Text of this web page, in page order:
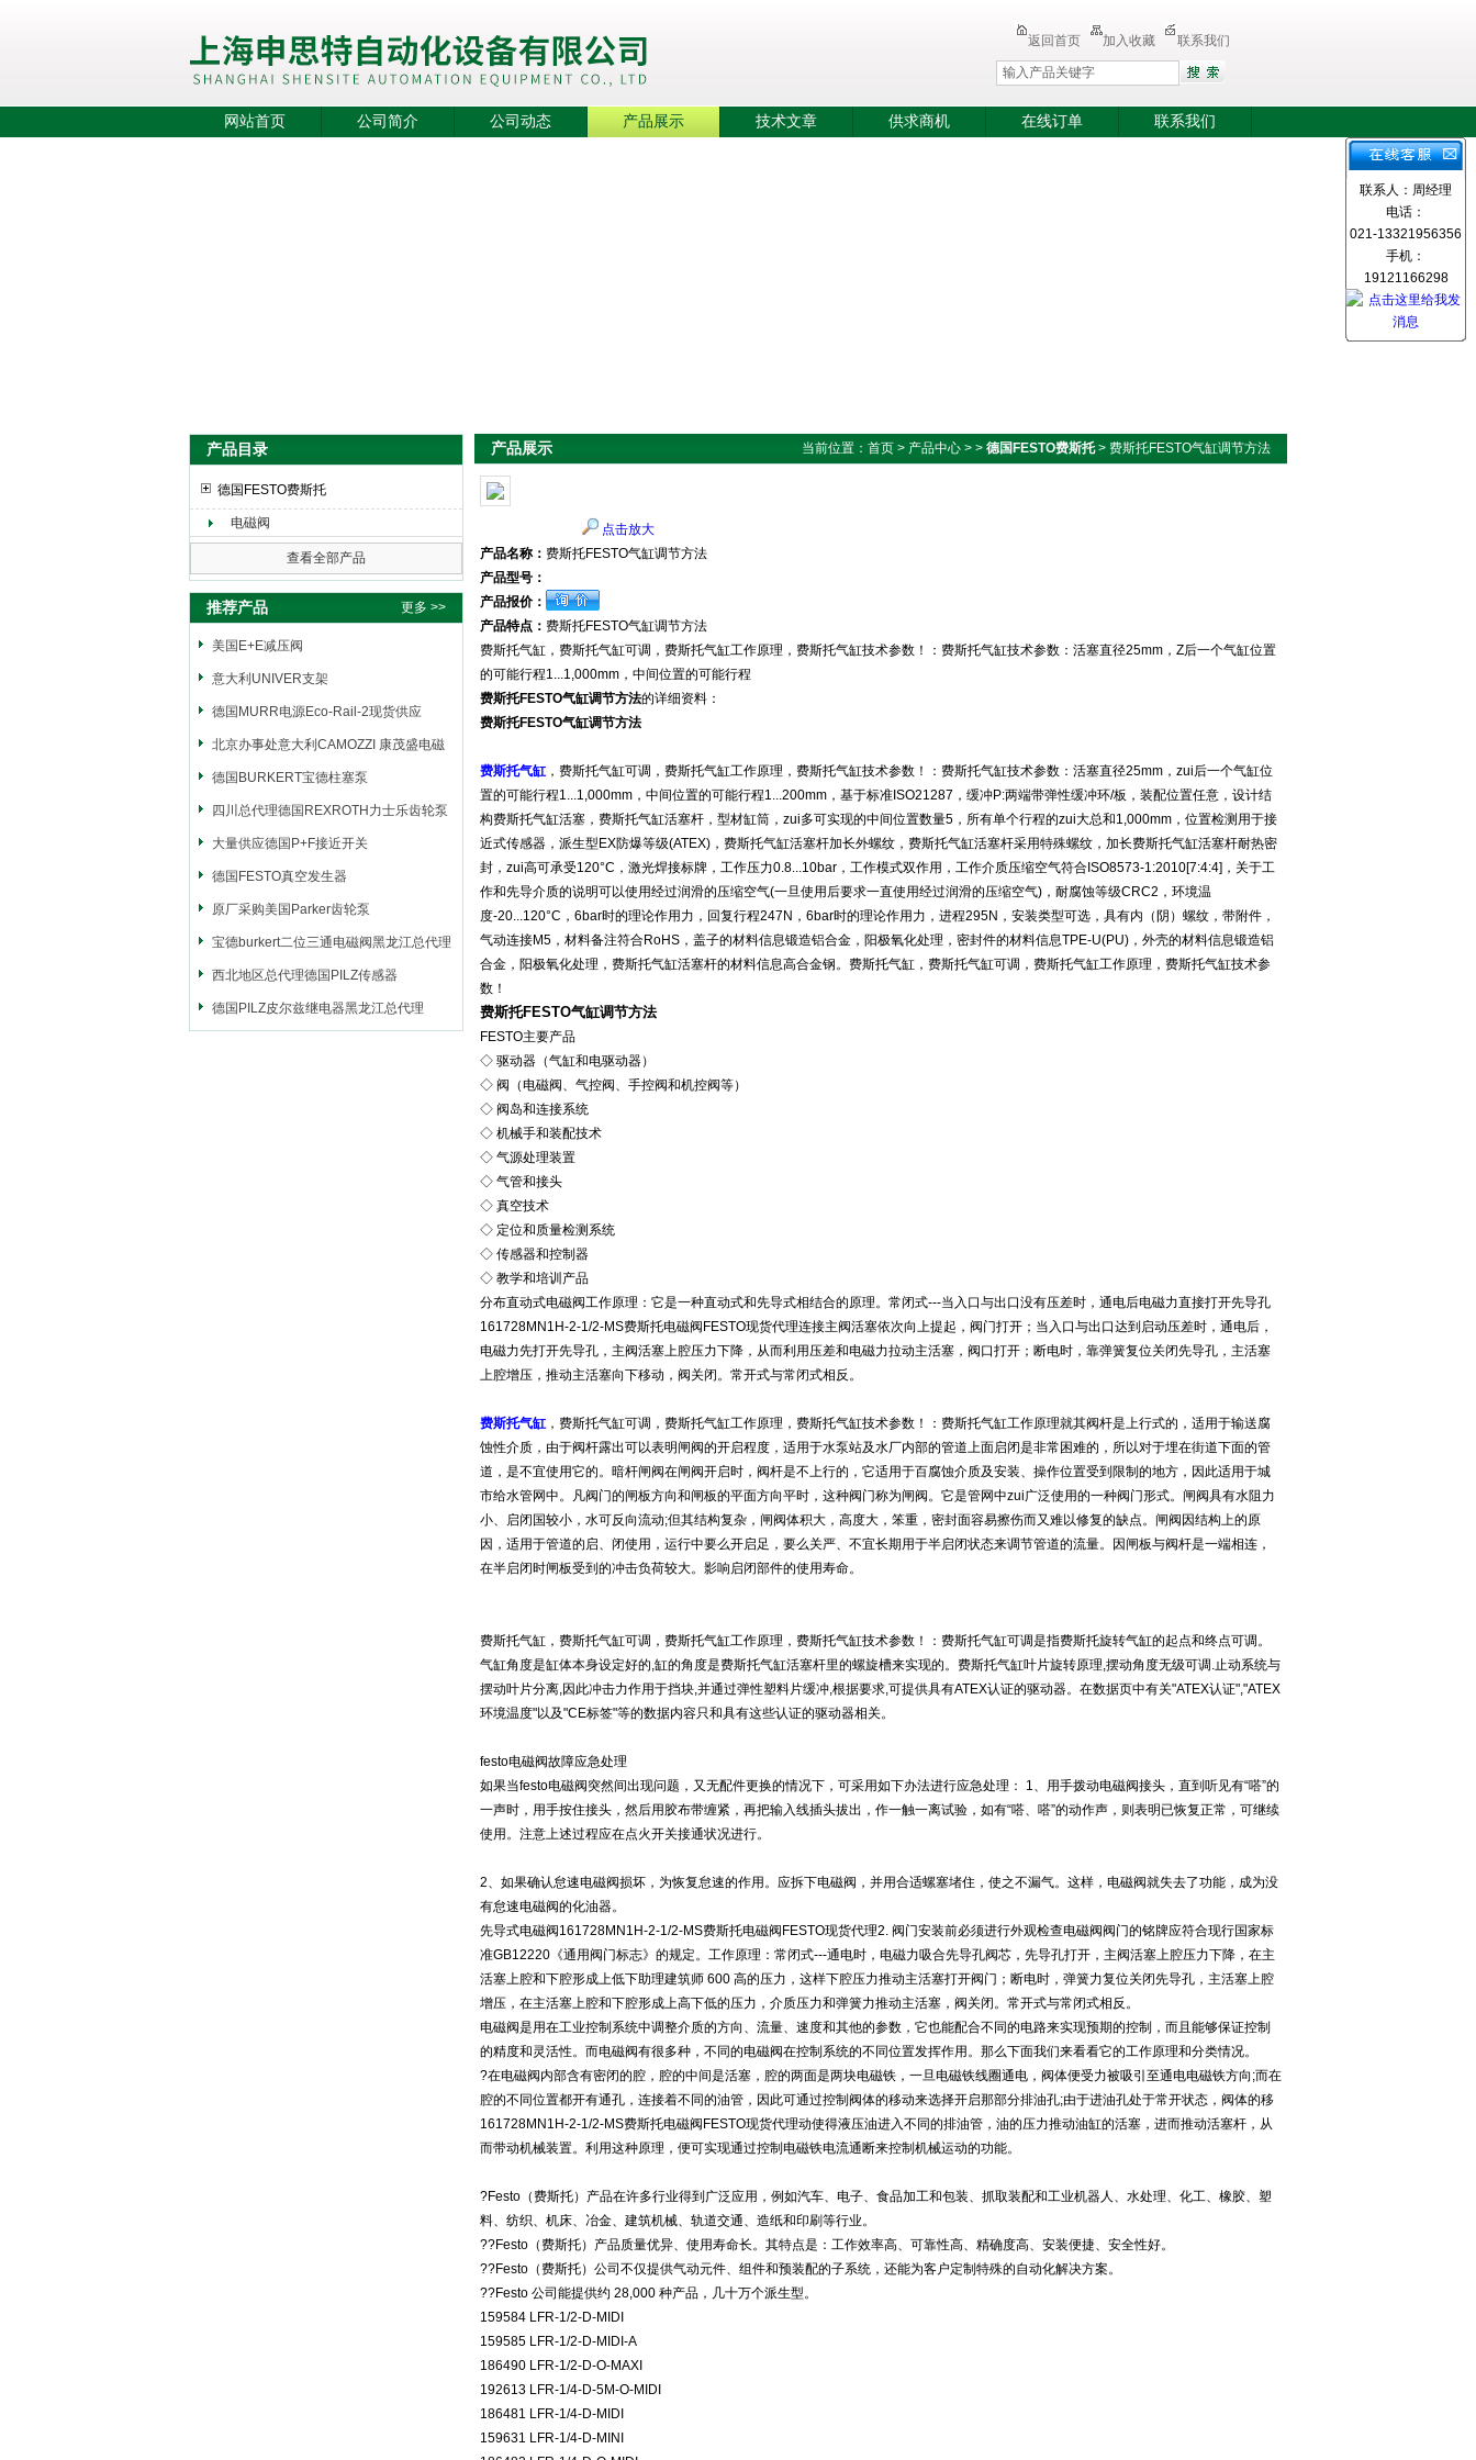
上海申思特自动化设备有限公司
返回首页 加入收藏 联系我们
网站首页 公司简介 公司动态 产品展示 技术文章 供求商机 在线订单 联系我们
产品目录
德国FESTO费斯托
电磁阀
查看全部产品
推荐产品 更多 >>
美国E+E减压阀
意大利UNIVER支架
德国MURR电源Eco-Rail-2现货供应
北京办事处意大利CAMOZZI 康茂盛电磁
阀
德国BURKERT宝德柱塞泵
四川总代理德国REXROTH力士乐齿轮泵
大量供应德国P+F接近开关
德国FESTO真空发生器
原厂采购美国Parker齿轮泵
宝德burkert二位三通电磁阀黑龙江总代理
西北地区总代理德国PILZ传感器
德国PILZ皮尔兹继电器黑龙江总代理
产品展示 当前位置： 首页 > 产品中心 > > 德国FESTO费斯托> 费斯托FESTO气缸调节方法
点击放大
产品名称： 费斯托FESTO气缸调节方法
产品型号：
产品报价：
产品特点： 费斯托FESTO气缸调节方法
费斯托气缸，费斯托气缸可调，费斯托气缸工作原理，费斯托气缸技术参数！：费斯托气缸技术参数：活塞直径25mm，Z后一个气缸位置
的可能行程1...1,000mm，中间位置的可能行程
费斯托FESTO气缸调节方法的详细资料：
费斯托FESTO气缸调节方法
费斯托气缸 ，费斯托气缸可调，费斯托气缸工作原理，费斯托气缸技术参数！：费斯托气缸技术参数：活塞直径25mm，zui后一个气缸位
置的可能行程1...1,000mm，中间位置的可能行程1...200mm，基于标准ISO21287，缓冲P:两端带弹性缓冲环/板，装配位置任意，设计结
构费斯托气缸活塞，费斯托气缸活塞杆，型材缸筒，zui多可实现的中间位置数量5，所有单个行程的zui大总和1,000mm，位置检测用于接
近式传感器，派生型EX防爆等级(ATEX)，费斯托气缸活塞杆加长外螺纹，费斯托气缸活塞杆采用特殊螺纹，加长费斯托气缸活塞杆耐热密
封，zui高可承受120°C，激光焊接标牌，工作压力0.8...10bar，工作模式双作用，工作介质压缩空气符合ISO8573-1:2010[7:4:4]，关于工
作和先导介质的说明可以使用经过润滑的压缩空气(一旦使用后要求一直使用经过润滑的压缩空气)，耐腐蚀等级CRC2，环境温
度-20...120°C，6bar时的理论作用力，回复行程247N，6bar时的理论作用力，进程295N，安装类型可选，具有内（阴）螺纹，带附件，
气动连接M5，材料备注符合RoHS，盖子的材料信息锻造铝合金，阳极氧化处理，密封件的材料信息TPE-U(PU)，外壳的材料信息锻造铝
合金，阳极氧化处理，费斯托气缸活塞杆的材料信息高合金钢。费斯托气缸，费斯托气缸可调，费斯托气缸工作原理，费斯托气缸技术参
数！
费斯托FESTO气缸调节方法
FESTO主要产品
◇ 驱动器（气缸和电驱动器）
◇ 阀（电磁阀、气控阀、手控阀和机控阀等）
◇ 阀岛和连接系统
◇ 机械手和装配技术
◇ 气源处理装置
◇ 气管和接头
◇ 真空技术
◇ 定位和质量检测系统
◇ 传感器和控制器
◇ 教学和培训产品
分布直动式电磁阀工作原理：它是一种直动式和先导式相结合的原理。常闭式---当入口与出口没有压差时，通电后电磁力直接打开先导孔
161728MN1H-2-1/2-MS费斯托电磁阀FESTO现货代理连接主阀活塞依次向上提起，阀门打开；当入口与出口达到启动压差时，通电后，
电磁力先打开先导孔，主阀活塞上腔压力下降，从而利用压差和电磁力拉动主活塞，阀口打开；断电时，靠弹簧复位关闭先导孔，主活塞
上腔增压，推动主活塞向下移动，阀关闭。常开式与常闭式相反。
费斯托气缸 ，费斯托气缸可调，费斯托气缸工作原理，费斯托气缸技术参数！：费斯托气缸工作原理就其阀杆是上行式的，适用于输送腐
蚀性介质，由于阀杆露出可以表明闸阀的开启程度，适用于水泵站及水厂内部的管道上面启闭是非常困难的，所以对于埋在街道下面的管
道，是不宜使用它的。暗杆闸阀在闸阀开启时，阀杆是不上行的，它适用于百腐蚀介质及安装、操作位置受到限制的地方，因此适用于城
市给水管网中。凡阀门的闸板方向和闸板的平面方向平时，这种阀门称为闸阀。它是管网中zui广泛使用的一种阀门形式。闸阀具有水阻力
小、启闭国较小，水可反向流动;但其结构复杂，闸阀体积大，高度大，笨重，密封面容易擦伤而又难以修复的缺点。闸阀因结构上的原
因，适用于管道的启、闭使用，运行中要么开启足，要么关严、不宜长期用于半启闭状态来调节管道的流量。因闸板与阀杆是一端相连，
在半启闭时闸板受到的冲击负荷较大。影响启闭部件的使用寿命。
费斯托气缸，费斯托气缸可调，费斯托气缸工作原理，费斯托气缸技术参数！：费斯托气缸可调是指费斯托旋转气缸的起点和终点可调。
气缸角度是缸体本身设定好的,缸的角度是费斯托气缸活塞杆里的螺旋槽来实现的。费斯托气缸叶片旋转原理,摆动角度无级可调.止动系统与
摆动叶片分离,因此冲击力作用于挡块,并通过弹性塑料片缓冲,根据要求,可提供具有ATEX认证的驱动器。在数据页中有关"ATEX认证","ATEX
环境温度"以及"CE标签"等的数据内容只和具有这些认证的驱动器相关。
festo电磁阀故障应急处理
如果当festo电磁阀突然间出现问题，又无配件更换的情况下，可采用如下办法进行应急处理： 1、用手拨动电磁阀接头，直到听见有“嗒”的
一声时，用手按住接头，然后用胶布带缠紧，再把输入线插头拔出，作一触一离试验，如有“嗒、嗒”的动作声，则表明已恢复正常，可继续
使用。注意上述过程应在点火开关接通状况进行。
2、如果确认怠速电磁阀损坏，为恢复怠速的作用。应拆下电磁阀，并用合适螺塞堵住，使之不漏气。这样，电磁阀就失去了功能，成为没
有怠速电磁阀的化油器。
先导式电磁阀161728MN1H-2-1/2-MS费斯托电磁阀FESTO现货代理2. 阀门安装前必须进行外观检查电磁阀阀门的铭牌应符合现行国家标
准GB12220《通用阀门标志》的规定。工作原理：常闭式---通电时，电磁力吸合先导孔阀芯，先导孔打开，主阀活塞上腔压力下降，在主
活塞上腔和下腔形成上低下助理建筑师 600 高的压力，这样下腔压力推动主活塞打开阀门；断电时，弹簧力复位关闭先导孔，主活塞上腔
增压，在主活塞上腔和下腔形成上高下低的压力，介质压力和弹簧力推动主活塞，阀关闭。常开式与常闭式相反。
电磁阀是用在工业控制系统中调整介质的方向、流量、速度和其他的参数，它也能配合不同的电路来实现预期的控制，而且能够保证控制
的精度和灵活性。而电磁阀有很多种，不同的电磁阀在控制系统的不同位置发挥作用。那么下面我们来看看它的工作原理和分类情况。
?在电磁阀内部含有密闭的腔，腔的中间是活塞，腔的两面是两块电磁铁，一旦电磁铁线圈通电，阀体便受力被吸引至通电电磁铁方向;而在
腔的不同位置都开有通孔，连接着不同的油管，因此可通过控制阀体的移动来选择开启那部分排油孔;由于进油孔处于常开状态，阀体的移
161728MN1H-2-1/2-MS费斯托电磁阀FESTO现货代理动使得液压油进入不同的排油管，油的压力推动油缸的活塞，进而推动活塞杆，从
而带动机械装置。利用这种原理，便可实现通过控制电磁铁电流通断来控制机械运动的功能。
?Festo（费斯托）产品在许多行业得到广泛应用，例如汽车、电子、食品加工和包装、抓取装配和工业机器人、水处理、化工、橡胶、塑
料、纺织、机床、冶金、建筑机械、轨道交通、造纸和印刷等行业。
??Festo（费斯托）产品质量优异、使用寿命长。其特点是：工作效率高、可靠性高、精确度高、安装便捷、安全性好。
??Festo（费斯托）公司不仅提供气动元件、组件和预装配的子系统，还能为客户定制特殊的自动化解决方案。
??Festo 公司能提供约 28,000 种产品，几十万个派生型。
159584 LFR-1/2-D-MIDI
159585 LFR-1/2-D-MIDI-A
186490 LFR-1/2-D-O-MAXI
192613 LFR-1/4-D-5M-O-MIDI
186481 LFR-1/4-D-MIDI
159631 LFR-1/4-D-MINI
联系人：周经理
电话：
021-13321956356
手机：
19121166298